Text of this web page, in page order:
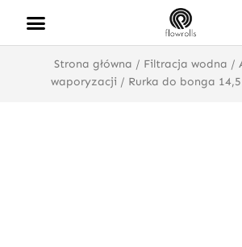
treści
Strona główna / Filtracja wodna /
waporyzacji / Rurka do bonga